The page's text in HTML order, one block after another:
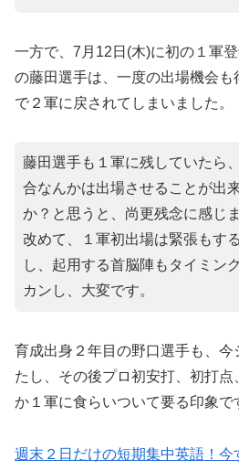
一方で、7月12日(木)に初の１軍
の藤田選手は、一度の出場機会も
で２軍に戻されてしまいました。
藤田選手も１軍に残していたら
合なんかは出場させることが出
か？と思うと、尚更残念に感じま
改めて、１軍初出場は緊張もす
し、起用する首脳陣もタイミン
カンし、大変です。
育成出身２年目の野口選手も、
たし、その後プロ初安打、初打点
か１軍に食らいついて要る印象で
週末２日だけの短期集中英語！今